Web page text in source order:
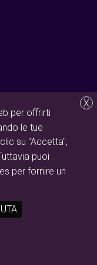
X
per offrirti
le tue
su "Accetta",
puoi
per fornire un